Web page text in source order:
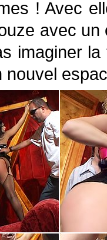
! Avec
avec
imaginer
nouvel